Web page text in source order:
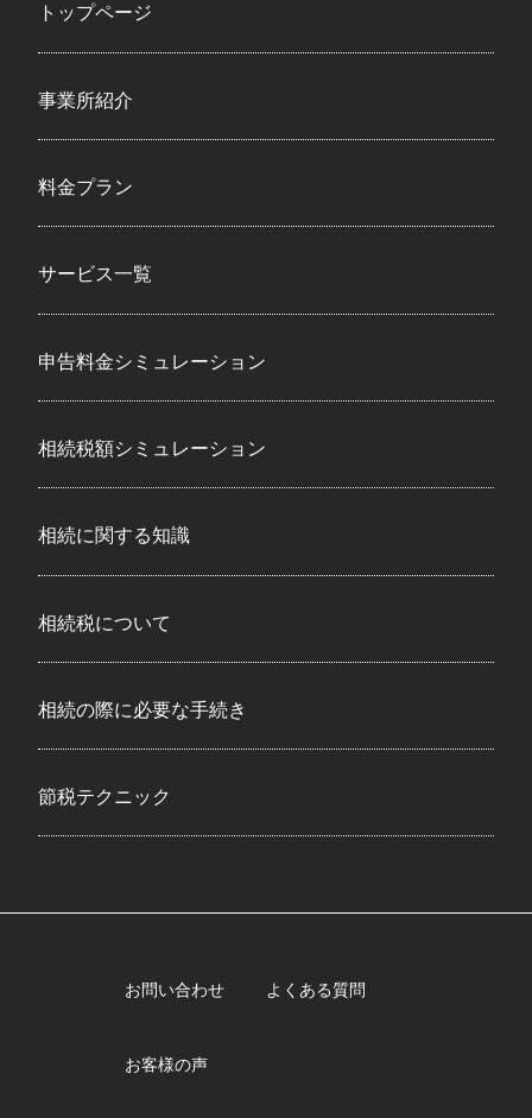
トップページ
事業所紹介
料金プラン
サービス一覧
申告料金シミュレーション
相続税額シミュレーション
相続に関する知識
相続税について
相続の際に必要な手続き
節税テクニック
お問い合わせ よくある質問
お客様の声